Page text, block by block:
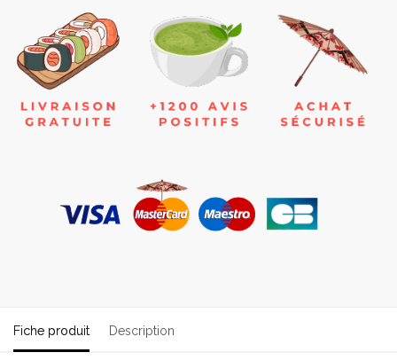
Fiche produit Description